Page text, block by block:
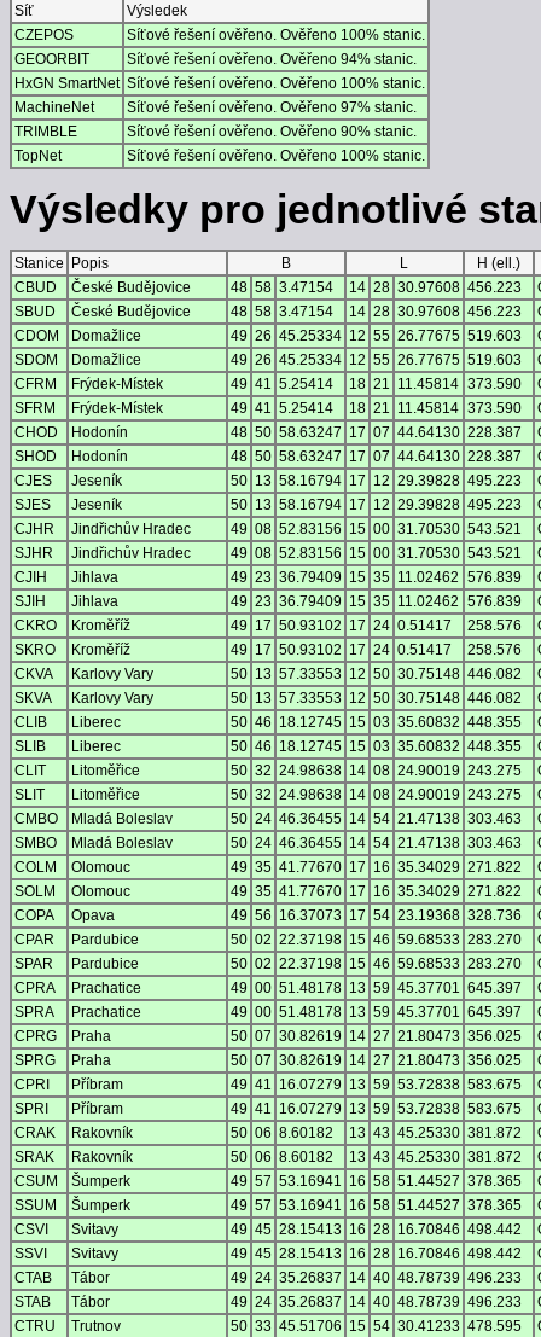
Síť
Výsledek
CZEPOS
Síťové řešení ověřeno. Ověřeno 100% stanic.
GEOORBIT
Síťové řešení ověřeno. Ověřeno 94% stanic.
HxGN SmartNet Síťové řešení ověřeno. Ověřeno 100% stanic.
MachineNet
Síťové řešení ověřeno. Ověřeno 97% stanic.
TRIMBLE
Síťové řešení ověřeno. Ověřeno 90% stanic.
TopNet
Síťové řešení ověřeno. Ověřeno 100% stanic.
Výsledky pro jednotlivé
Stanice Popis B L
H (ell.)
CBUD
České Budějovice 48 58 3.47154 14 28 30.97608 456.223
SBUD
České Budějovice 48 58 3.47154 14 28 30.97608 456.223
CDOM
Domažlice 49 26 45.25334 12 55 26.77675 519.603
SDOM
Domažlice 49 26 45.25334 12 55 26.77675 519.603
CFRM
Frýdek-Místek 49 41 5.25414 18 21 11.45814 373.590
SFRM
Frýdek-Místek 49 41 5.25414 18 21 11.45814 373.590
CHOD
Hodonín 48 50 58.63247 17 07 44.64130 228.387
SHOD
Hodonín 48 50 58.63247 17 07 44.64130 228.387
CJES
Jeseník 50 13 58.16794 17 12 29.39828 495.223
SJES
Jeseník 50 13 58.16794 17 12 29.39828 495.223
CJHR
Jindřichův Hradec 49 08 52.83156 15 00 31.70530 543.521
SJHR
Jindřichův Hradec 49 08 52.83156 15 00 31.70530 543.521
CJIH
Jihlava 49 23 36.79409 15 35 11.02462 576.839
SJIH
Jihlava 49 23 36.79409 15 35 11.02462 576.839
CKRO
Kroměříž 49 17 50.93102 17 24 0.51417 258.576
SKRO
Kroměříž 49 17 50.93102 17 24 0.51417 258.576
CKVA
Karlovy Vary 50 13 57.33553 12 50 30.75148 446.082
SKVA
Karlovy Vary 50 13 57.33553 12 50 30.75148 446.082
CLIB
Liberec 50 46 18.12745 15 03 35.60832 448.355
SLIB
Liberec 50 46 18.12745 15 03 35.60832 448.355
CLIT
Litoměřice 50 32 24.98638 14 08 24.90019 243.275
SLIT
Litoměřice 50 32 24.98638 14 08 24.90019 243.275
CMBO
Mladá Boleslav 50 24 46.36455 14 54 21.47138 303.463
SMBO
Mladá Boleslav 50 24 46.36455 14 54 21.47138 303.463
COLM
Olomouc 49 35 41.77670 17 16 35.34029 271.822
SOLM
Olomouc 49 35 41.77670 17 16 35.34029 271.822
COPA
Opava 49 56 16.37073 17 54 23.19368 328.736
CPAR
Pardubice 50 02 22.37198 15 46 59.68533 283.270
SPAR
Pardubice 50 02 22.37198 15 46 59.68533 283.270
CPRA
Prachatice 49 00 51.48178 13 59 45.37701 645.397
SPRA
Prachatice 49 00 51.48178 13 59 45.37701 645.397
CPRG
Praha 50 07 30.82619 14 27 21.80473 356.025
SPRG
Praha 50 07 30.82619 14 27 21.80473 356.025
CPRI
Příbram 49 41 16.07279 13 59 53.72838 583.675
SPRI
Příbram 49 41 16.07279 13 59 53.72838 583.675
CRAK
Rakovník 50 06 8.60182 13 43 45.25330 381.872
SRAK
Rakovník 50 06 8.60182 13 43 45.25330 381.872
CSUM
Šumperk 49 57 53.16941 16 58 51.44527 378.365
SSUM
Šumperk 49 57 53.16941 16 58 51.44527 378.365
CSVI
Svitavy 49 45 28.15413 16 28 16.70846 498.442
SSVI
Svitavy 49 45 28.15413 16 28 16.70846 498.442
CTAB
Tábor 49 24 35.26837 14 40 48.78739 496.233
STAB
Tábor 49 24 35.26837 14 40 48.78739 496.233
CTRU
Trutnov 50 33 45.51706 15 54 30.41233 478.595